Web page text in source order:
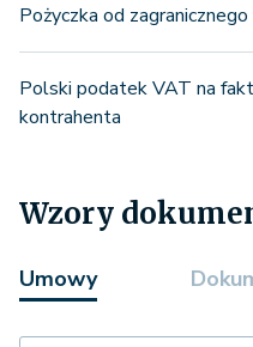
Pożyczka od
Polski podatek VAT na
kontrahenta
Wzory
Umowy